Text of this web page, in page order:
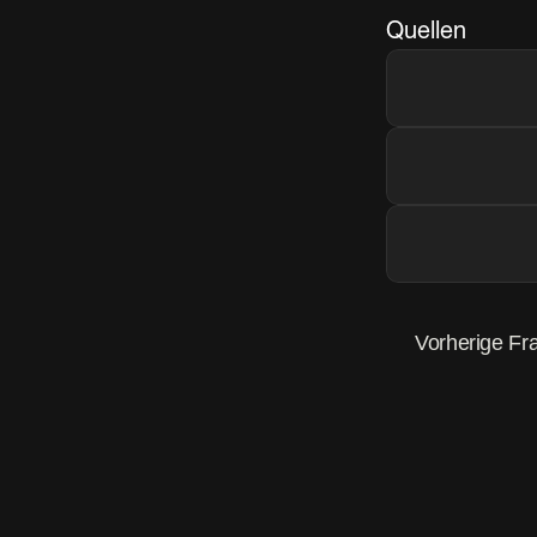
Quellen
Vorherige